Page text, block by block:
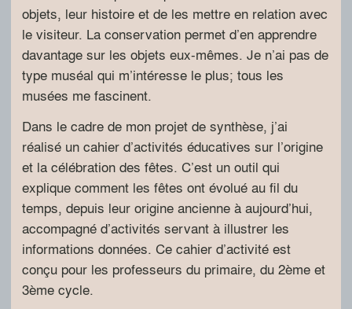
objets, leur histoire et de les mettre en relation avec
le visiteur. La conservation permet d’en apprendre
davantage sur les objets eux-mêmes. Je n’ai pas de
type muséal qui m’intéresse le plus; tous les
musées me fascinent.
Dans le cadre de mon projet de synthèse, j’ai
réalisé un cahier d’activités éducatives sur l’origine
et la célébration des fêtes. C’est un outil qui
explique comment les fêtes ont évolué au fil du
temps, depuis leur origine ancienne à aujourd’hui,
accompagné d’activités servant à illustrer les
informations données. Ce cahier d’activité est
conçu pour les professeurs du primaire, du 2ème et
3ème cycle.